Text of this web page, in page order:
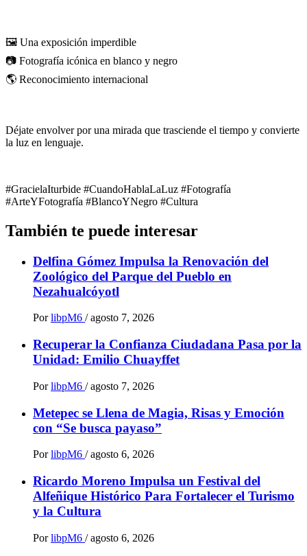
🖼️ Una exposición imperdible
📷 Fotografía icónica en blanco y negro
🌎 Reconocimiento internacional
Déjate envolver por una mirada que trasciende el tiempo y convierte
la luz en lenguaje.
#GracielaIturbide #CuandoHablaLaLuz #Fotografía
#ArteYFotografía #BlancoYNegro #Cultura
También te puede interesar
Delfina Gómez Impulsa la Renovación del
Zoológico del Parque del Pueblo en
Nezahualcóyotl
Por libpM6 / agosto 7, 2026
Recuperar la Confianza Ciudadana Pasa por la
Unidad: Emilio Chuayffet
Por libpM6 / agosto 7, 2026
Metepec se Llena de Magia, Risas y Emoción
con “Se busca payaso”
Por libpM6 / agosto 6, 2026
Ricardo Moreno Impulsa un Festival del
Alfeñique Histórico Para Fortalecer el Turismo
y la Cultura
Por libpM6 / agosto 6, 2026